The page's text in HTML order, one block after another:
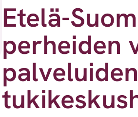
Etelä-
perheiden